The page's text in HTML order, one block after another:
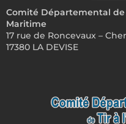
Comité Départemental de
Maritime
17 rue de Roncevaux –
17380 LA DEVISE